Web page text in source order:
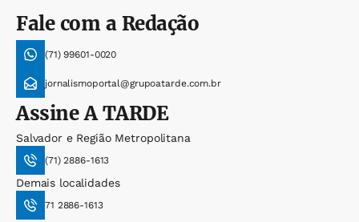
Fale com a Redação
(71) 99601-0020
jornalismoportal@grupoatarde.com.br
AssineA TARDE
Salvador e Região Metropolitana
(71) 2886-1613
Demais localidades
71 2886-1613